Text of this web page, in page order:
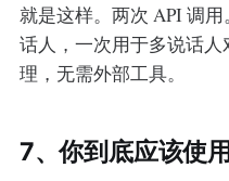
就是这样。两次 API 调
话人，一次用于多说话
理，无需外部工具。
7、你到底应该使